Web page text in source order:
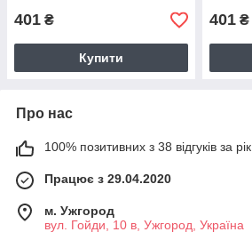
401 ₴
Купити
401 ₴
Про нас
100% позитивних з 38 відгуків за рік
Працює з 29.04.2020
м. Ужгород
вул. Гойди, 10 в, Ужгород, Україна